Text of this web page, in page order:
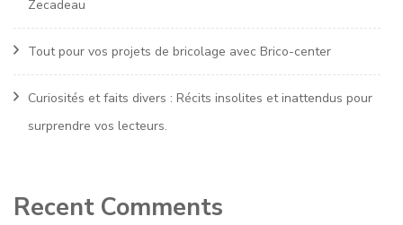
Zecadeau
Tout pour vos projets de bricolage avec Brico-center
Curiosités et faits divers : Récits insolites et inattendus pour
surprendre vos lecteurs.
Recent Comments